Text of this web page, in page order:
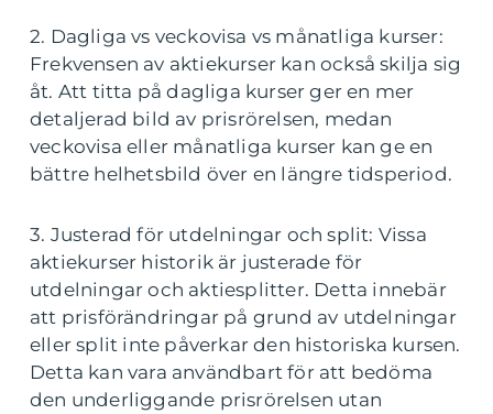
2. Dagliga vs veckovisa vs månatliga kurser:
Frekvensen av aktiekurser kan också skilja sig
åt. Att titta på dagliga kurser ger en mer
detaljerad bild av prisrörelsen, medan
veckovisa eller månatliga kurser kan ge en
bättre helhetsbild över en längre tidsperiod.
3. Justerad för utdelningar och split: Vissa
aktiekurser historik är justerade för
utdelningar och aktiesplitter. Detta innebär
att prisförändringar på grund av utdelningar
eller split inte påverkar den historiska kursen.
Detta kan vara användbart för att bedöma
den underliggande prisrörelsen utan